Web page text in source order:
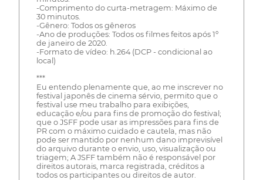
-Comprimento do curta-metragem: Máximo de
30 minutos.
-Gênero: Todos os gêneros
-Ano de produções: Todos os filmes feitos após 1º
de janeiro de 2020.
-Formato de vídeo: h.264 (DCP - condicional ao
local)
***
Eu entendo plenamente que, ao me inscrever no
festival japonês de cinema sérvio, permito que o
festival use meu trabalho para exibições,
educação e/ou para fins de promoção do festival;
que o JSFF pode usar as impressões para fins de
PR com o máximo cuidado e cautela, mas não
pode ser mantido por nenhum dano imprevisível
do arquivo durante o envio, uso, visualização ou
triagem; A JSFF também não é responsável por
direitos autorais, marca registrada, créditos a
todos os participantes ou direitos de autor.